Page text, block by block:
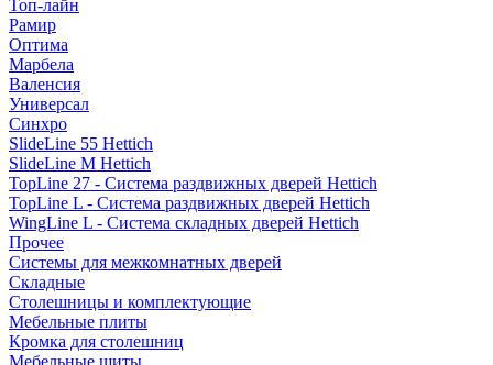
Топ-лайн
Рамир
Оптима
Марбела
Валенсия
Универсал
Синхро
SlideLine 55 Hettich
SlideLine M Hettich
TopLine 27 - Система раздвижных дверей Hettich
TopLine L - Система раздвижных дверей Hettich
WingLine L - Система складных дверей Hettich
Прочее
Системы для межкомнатных дверей
Складные
Столешницы и комплектующие
Мебельные плиты
Кромка для столешниц
Мебельные щиты